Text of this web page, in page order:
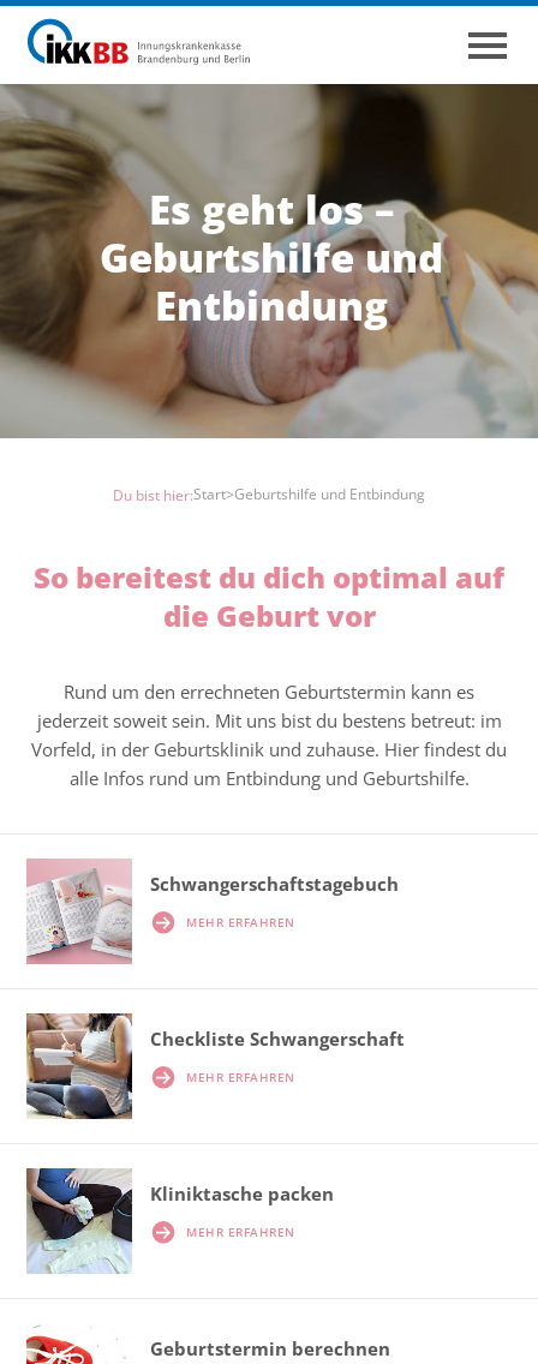
Es geht los –
Geburtshilfe und
Entbindung
Du bist hier:Start>Geburtshilfe und Entbindung
So bereitest du dich optimal auf
die Geburt vor
Rund um den errechneten Geburtstermin kann es
jederzeit soweit sein. Mit uns bist du bestens betreut: im
Vorfeld, in der Geburtsklinik und zuhause. Hier findest du
alle Infos rund um Entbindung und Geburtshilfe.
Schwangerschafts­tagebuch
MEHR ERFAHREN
Checkliste Schwangerschaft
MEHR ERFAHREN
Kliniktasche packen
MEHR ERFAHREN
Geburtstermin berechnen